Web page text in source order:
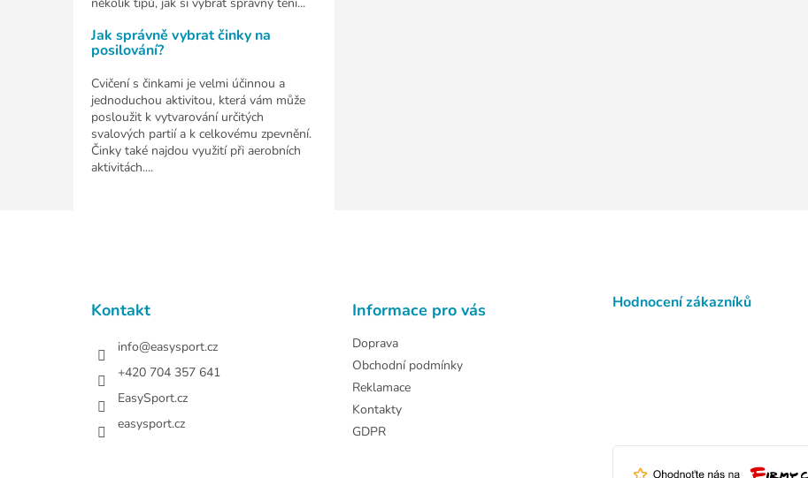
Jak správně vybrat činky na
posilování?
Cvičení s činkami je velmi účinnou a
jednoduchou aktivitou, která vám může
posloužit k vytvarování určitých
svalových partií a k celkovému zpevnění.
Činky také najdou využití při aerobních
aktivitách....
Kontakt
info@easysport.cz
+420 704 357 641
EasySport.cz
easysport.cz
Informace pro vás
Doprava
Obchodní podmínky
Reklamace
Kontakty
GDPR
Hodnocení zákazníků